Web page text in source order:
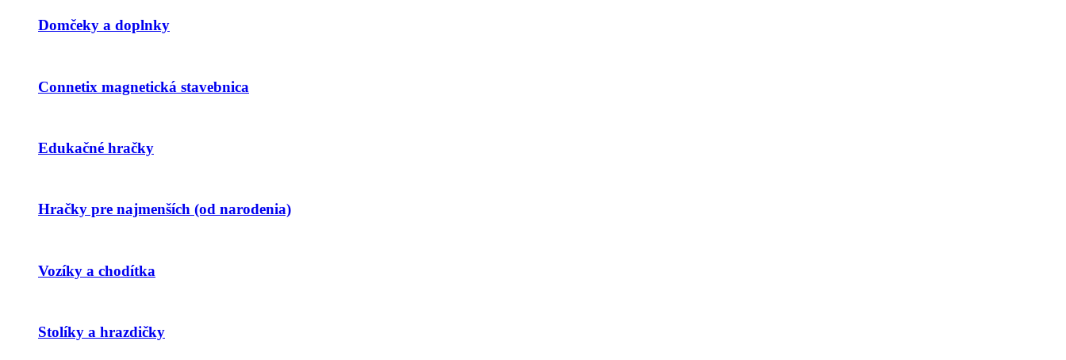
Domčeky a doplnky
Connetix magnetická stavebnica
Edukačné hračky
Hračky pre najmenších (od narodenia)
Vozíky a chodítka
Stolíky a hrazdičky